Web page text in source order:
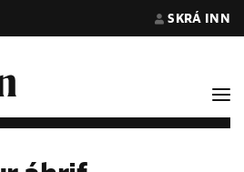
SKRÁ INN